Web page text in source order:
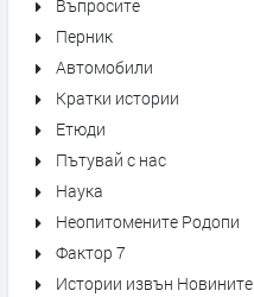
Въпросите
Перник
Автомобили
Кратки истории
Етюди
Пътувай с нас
Наука
Неопитомените Родопи
Фактор 7
Истории извън Новините